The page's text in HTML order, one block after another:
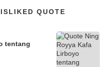
QUOTE
tentang